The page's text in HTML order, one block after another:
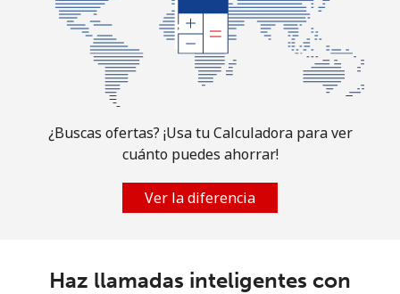
¿Buscas ofertas? ¡Usa tu Calculadora para ver
cuánto puedes ahorrar!
Ver la diferencia
Haz llamadas inteligentes con